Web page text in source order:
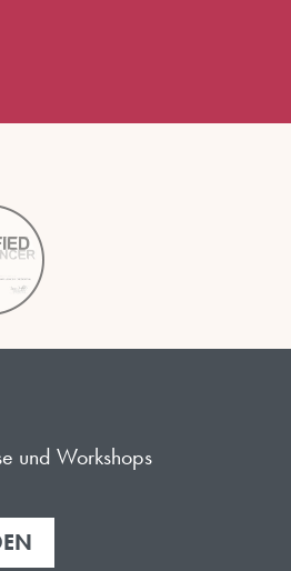
und Workshops